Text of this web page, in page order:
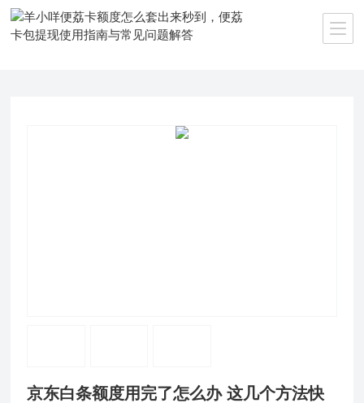
当前位置：
京东白条额度用完了怎么办 这几个方法快